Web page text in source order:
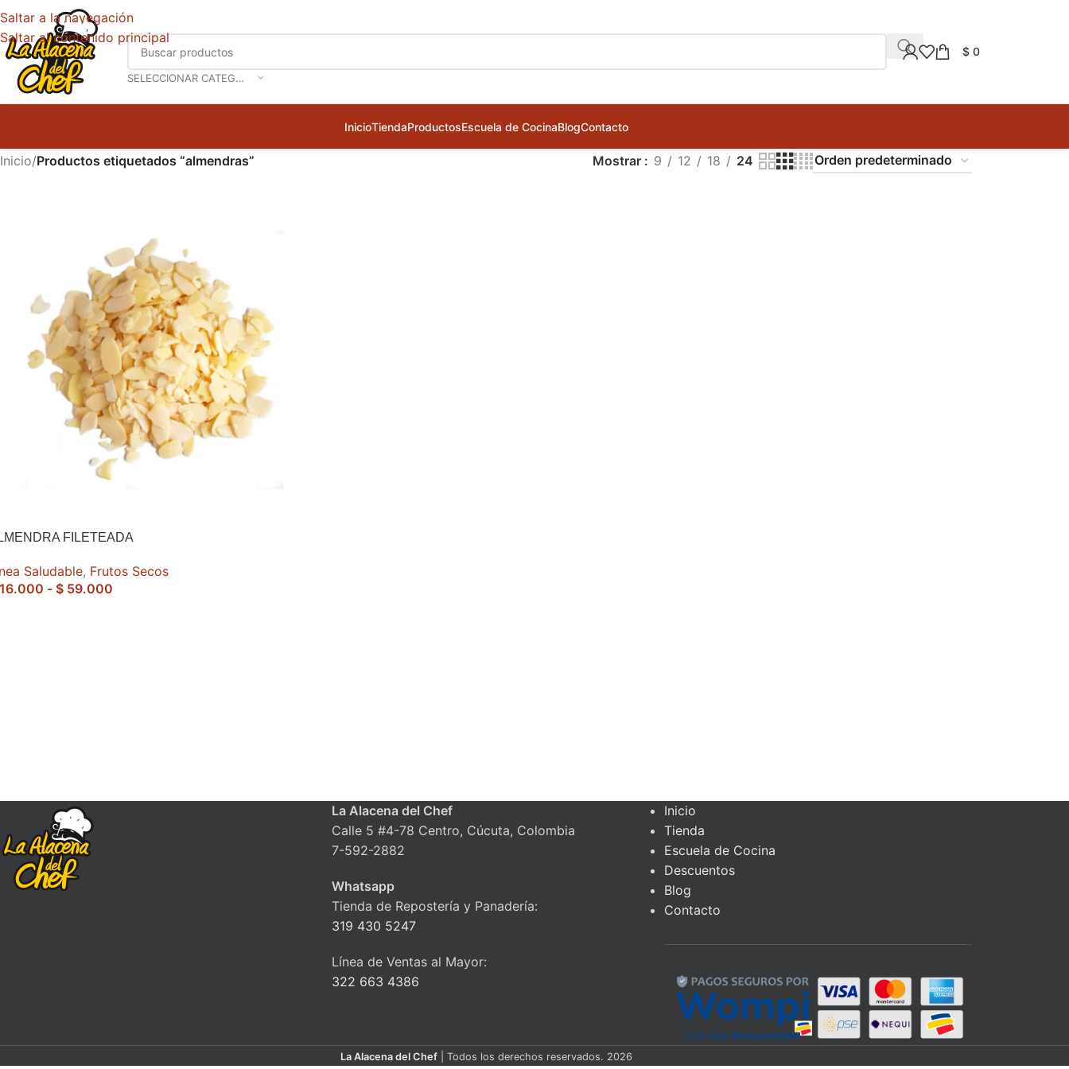
Saltar a la navegación
Saltar al contenido principal
SELECCIONAR CATEGORÍA
$ 0
InicioTiendaProductosEscuela de CocinaBlogContacto
Inicio/Productos etiquetados “almendras” Mostrar 9 12 18 24
FILETEADA
Saludable, Frutos Secos
- $ 59.000
La Alacena del Chef
Calle 5 #4-78 Centro, Cúcuta, Colombia
7-592-2882
Whatsapp
Tienda de Repostería y Panadería:
319 430 5247
Línea de Ventas al Mayor:
322 663 4386
Inicio
Tienda
Escuela de Cocina
Descuentos
Blog
Contacto
La Alacena del Chef | Todos los derechos reservados. 2026